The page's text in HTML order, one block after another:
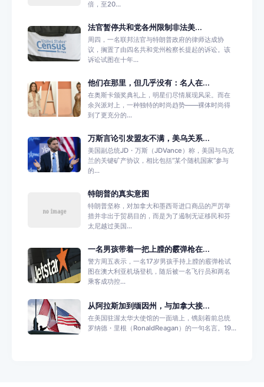
倍，至20...
法官暂停共和党各州限制非法美...
周四，一名联邦法官与特朗普政府的律师达成协
议，搁置了由四名共和党州检察长提起的诉讼。该
诉讼试图在十年...
他们在那里，但几乎没有：名人在...
在奥斯卡颁奖典礼上，明星们尽情展现风采。而在
余兴派对上，一种独特的时尚趋势——裸体时尚得
到了更充分的...
万斯言论引发盟友不满，美乌关系...
美国副总统JD・万斯（JDVance）称，美国与乌克
兰的关键矿产协议，相比包括“某个随机国家”参与
的...
特朗普的真实意图
特朗普坚称，对加拿大和墨西哥进口商品的严厉举
措并非出于贸易目的，而是为了遏制无证移民和芬
太尼越过美国...
一名男孩带着一把上膛的霰弹枪在...
警方周五表示，一名17岁男孩手持上膛的霰弹枪试
图在澳大利亚机场登机，随后被一名飞行员和两名
乘客成功控...
从阿拉斯加到缅因州，与加拿大接...
在美国驻渥太华大使馆的一面墙上，镌刻着前总统
罗纳德・里根（RonaldReagan）的一句名言。19...